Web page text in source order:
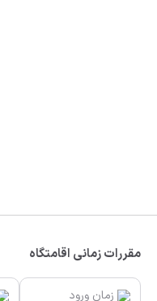
مقررات زمانی اقامتگاه
زمان ورود